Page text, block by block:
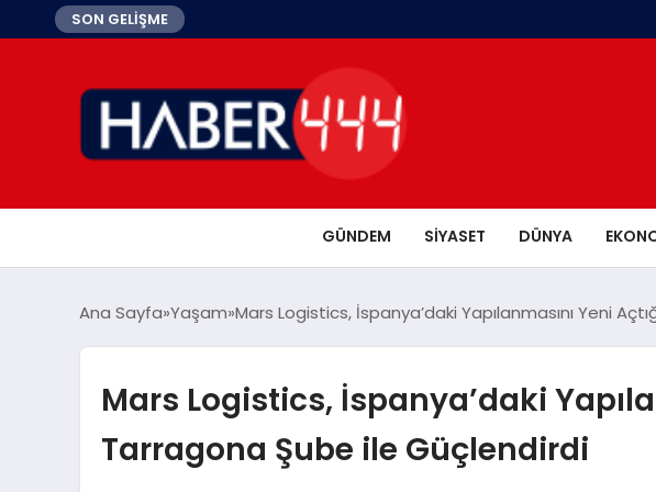
SON GELİŞME
GÜNDEM SIYASET DÜNYA
Ana Sayfa Yaşam Mars Logistics, İspanya’daki Yapılanmasını Yeni
Mars Logistics, İspanya’daki
Tarragona Şube ile Güçlendirdi